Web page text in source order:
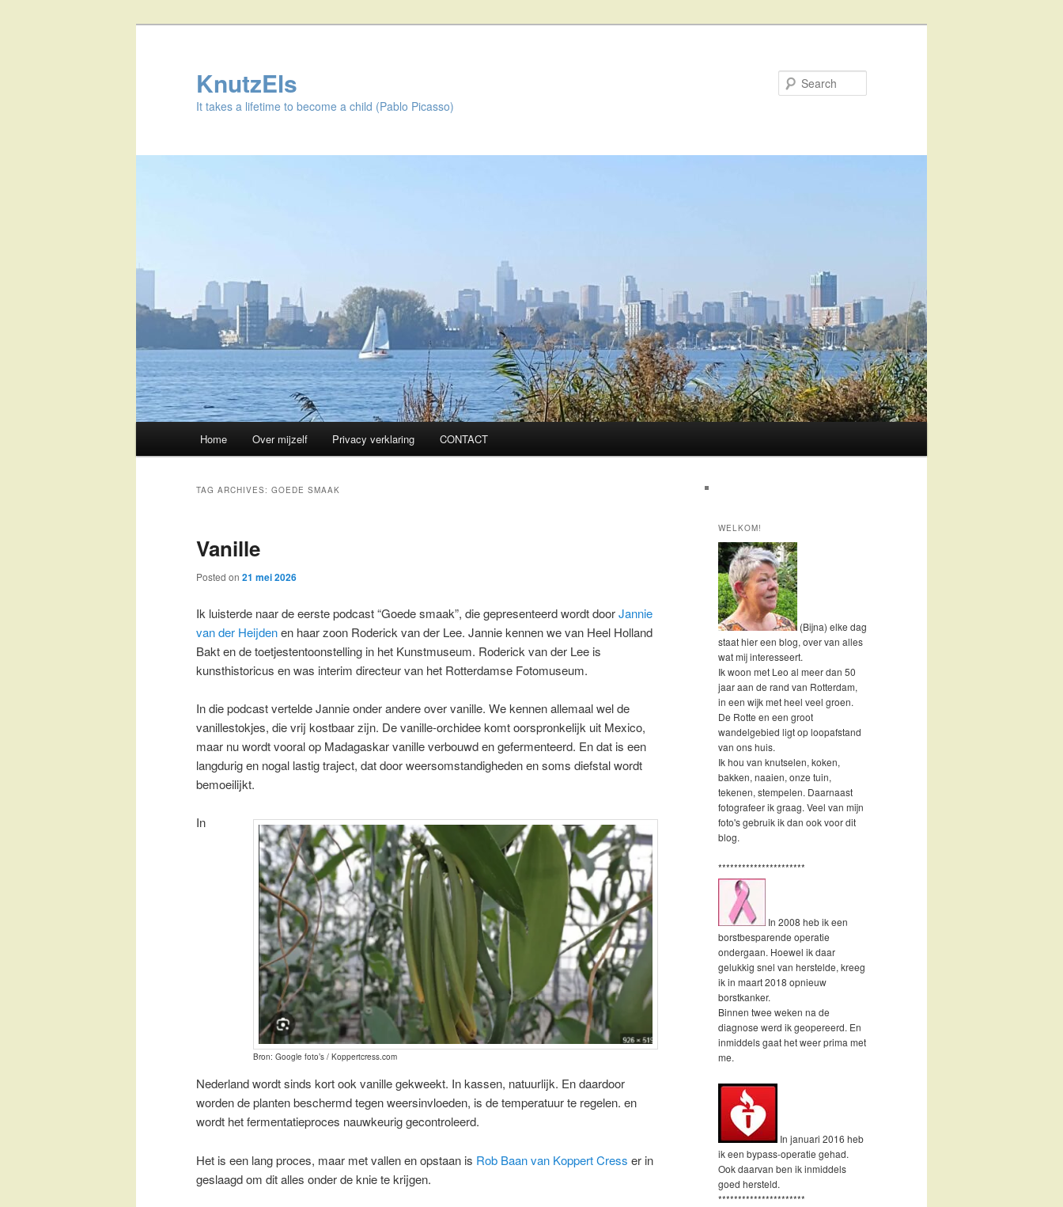
KnutzEls
It takes a lifetime to become a child (Pablo Picasso)
Skip
content
Skip
content
Home Over mijzelf Privacy verklaring CONTACT
TAG ARCHIVES: GOEDE SMAAK
Vanille
Posted on 21 mei 2026
Ik luisterde naar de eerste podcast “Goede smaak”, die gepresenteerd wordt doorJannie
van der Heijdenen haar zoon Roderick van der Lee. Jannie kennen we van Heel Holland
Bakt en de toetjestentoonstelling in het Kunstmuseum. Roderick van der Lee is
kunsthistoricus en was interim directeur van het Rotterdamse Fotomuseum.
In die podcast vertelde Jannie onder andere over vanille. We kennen allemaal wel de
vanillestokjes, die vrij kostbaar zijn. De vanille-orchidee komt oorspronkelijk uit Mexico,
maar nu wordt vooral op Madagaskar vanille verbouwd en gefermenteerd. En dat is een
langdurig en nogal lastig traject, dat door weersomstandigheden en soms diefstal wordt
bemoeilijkt.
Bron: Google foto’s / Koppertcress.com
In
Nederland wordt sinds kort ook vanille gekweekt. In kassen, natuurlijk. En daardoor
worden de planten beschermd tegen weersinvloeden, is de temperatuur te regelen. en
wordt het fermentatieproces nauwkeurig gecontroleerd.
Het is een lang proces, maar met vallen en opstaan is Rob Baan van Koppert Cress er in
geslaagd om dit alles onder de knie te krijgen.
WELKOM!
(Bijna) elke dag
staat hier een blog, over van alles
wat mij interesseert.
Ik woon met Leo al meer dan 50
jaar aan de rand van Rotterdam,
in een wijk met heel veel groen.
De Rotte en een groot
wandelgebied ligt op loopafstand
van ons huis.
Ik hou van knutselen, koken,
bakken, naaien, onze tuin,
tekenen, stempelen. Daarnaast
fotografeer ik graag. Veel van mijn
foto's gebruik ik dan ook voor dit
blog.
**********************
In 2008 heb ik een
borstbesparende operatie
ondergaan. Hoewel ik daar
gelukkig snel van herstelde, kreeg
ik in maart 2018 opnieuw
borstkanker.
Binnen twee weken na de
diagnose werd ik geopereerd. En
inmiddels gaat het weer prima met
me.
In januari 2016 heb
ik een bypass-operatie gehad.
Ook daarvan ben ik inmiddels
goed hersteld.
**********************